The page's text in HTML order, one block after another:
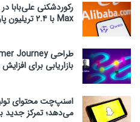
Max با ۲.۴ تریلیون پارامتر وارد رقابت جهانی شد
بازاریابی برای افزایش Activation و رشد پایدار
اسنپ‌چت محتوای
می‌دهد؛ تمرکز جدید